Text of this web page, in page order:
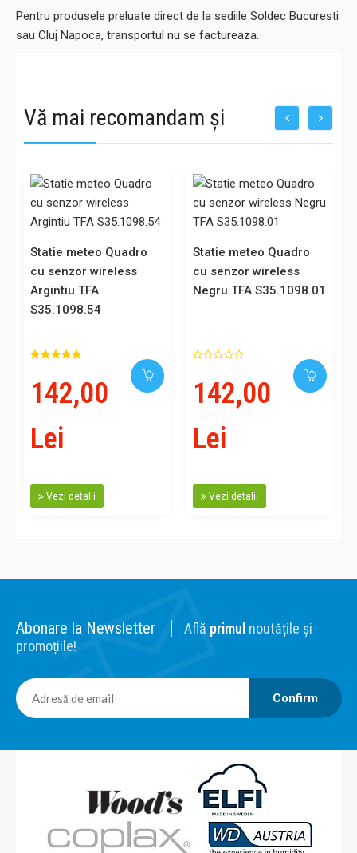
Pentru produsele preluate direct de la sediile Soldec Bucuresti
sau Cluj Napoca, transportul nu se factureaza.
Vă mai recomandam și
Statie meteo Quadro
cu senzor wireless
Argintiu TFA
S35.1098.54
142,00
Lei
Vezi detalii
Statie meteo Quadro
cu senzor wireless
Negru TFA S35.1098.01
142,00
Lei
Vezi detalii
Abonare la Newsletter Află primul noutățile și
promoțiile!
Confirm